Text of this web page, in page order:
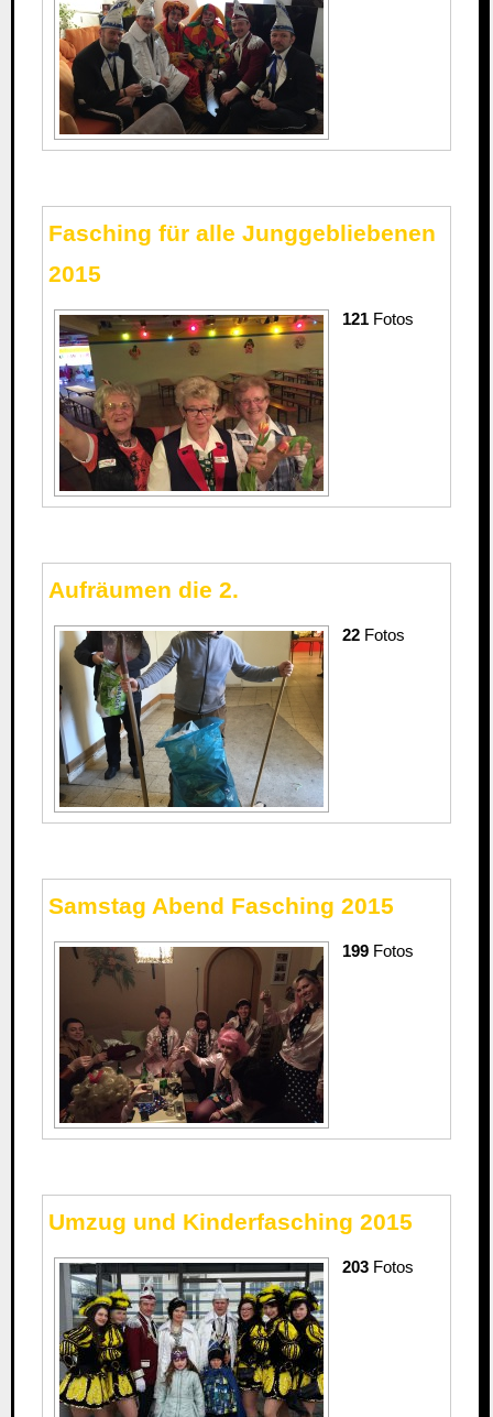
Fasching für alle Junggebliebenen
2015
121Fotos
Aufräumen die 2.
22Fotos
Samstag Abend Fasching 2015
199Fotos
Umzug und Kinderfasching 2015
203Fotos